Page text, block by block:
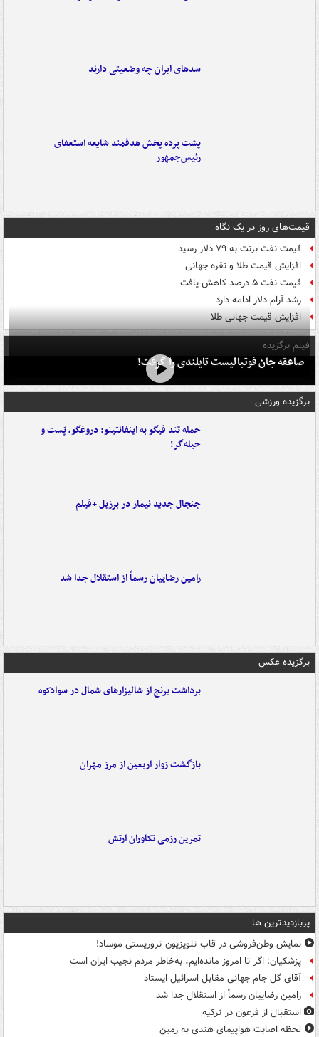
سدهای ایران چه وضعیتی دارند
پشت پرده پخش هدفمند شایعه استعفای
رئیس‌جمهور
قیمت‌های روز در یک نگاه
قیمت نفت برنت به ۷۹ دلار رسید
افزایش قیمت طلا و نقره جهانی
قیمت نفت ۵ درصد کاهش یافت
رشد آرام دلار ادامه دارد
افزایش قیمت جهانی طلا
فیلم برگزیده
صاعقه جان فوتبالیست تایلندی را گرفت!
برگزیده ورزشی
حمله تند فیگو به اینفانتینو: دروغگو، پَست‌ و
حیله‌گر!
جنجال جدید نیمار در برزیل +فیلم
رامین رضاییان رسماً از استقلال جدا شد
برگزیده عکس
برداشت برنج از شالیزارهای شمال در سوادکوه
بازگشت زوار اربعین از مرز مهران
تمرین رزمی تکاوران ارتش
پربازدیدترین ها
نمایش وطن‌فروشی در قاب تلویزیون تروریستی موساد!
پزشکیان: اگر تا امروز مانده‌ایم، به‌خاطر مردم نجیب ایران است
آقای گل جام جهانی مقابل اسرائیل ایستاد
رامین رضاییان رسماً از استقلال جدا شد
استقبال از فرعون در ترکیه
لحظه اصابت هواپیمای هندی به زمین